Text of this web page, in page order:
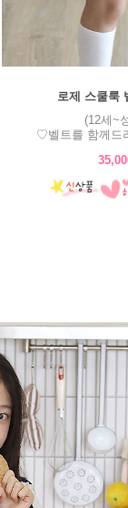
로제 스쿨룩
(12세~
♡벨트를 함께드